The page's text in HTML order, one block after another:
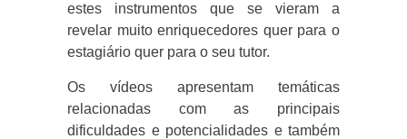
estes instrumentos que se vieram a
revelar muito enriquecedores quer para o
estagiário quer para o seu tutor.
Os vídeos apresentam temáticas
relacionadas com as principais
dificuldades e potencialidades e também